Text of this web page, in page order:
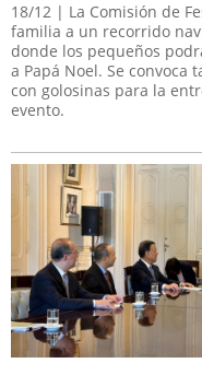
18/12 | La Comisión de
familia a un recorrido
donde los pequeños
a Papá Noel. Se convoca
con golosinas para la
evento.